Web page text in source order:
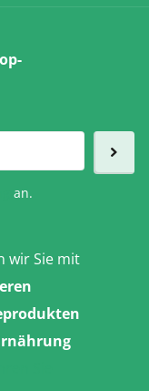
an.
wir Sie mit